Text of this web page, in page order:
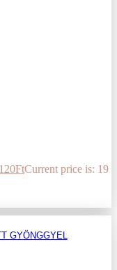
FtCurrent price is: 19
GYÖNGGYEL